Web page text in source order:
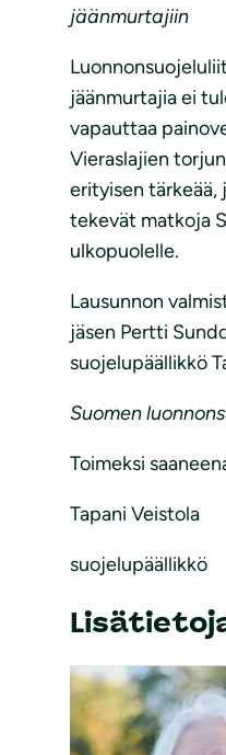
jäänmurtajiin
jäänmurtajia ei
vapauttaa
Vieraslajien
erityisen tärkeää,
tekevät matkoja
ulkopuolelle.
Lausunnon
jäsen Pertti
suojelupäällikkö
Suomen
Toimeksi
Tapani Veistola
suojelupäällikkö